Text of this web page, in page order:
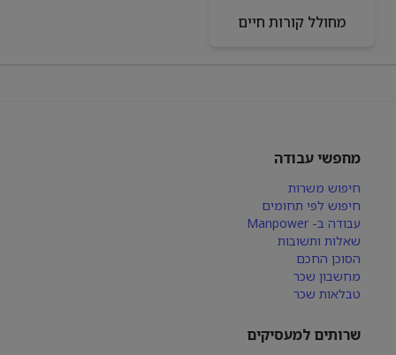
מחולל קורות חיים
מחפשי עבודה
חיפוש משרות
חיפוש לפי תחומים
עבודה ב- Manpower
שאלות ותשובות
הסוכן החכם
מחשבון שכר
טבלאות שכר
שרותים למעסיקים